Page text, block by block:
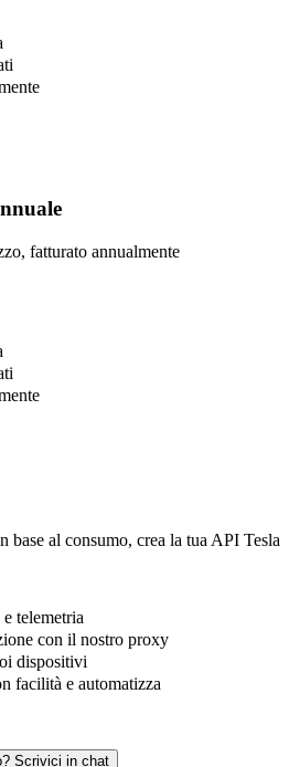
fatturato annualmente
al consumo, crea la tua API Tesla
telemetria
con il nostro proxy
dispositivi
facilità e automatizza
Scrivici in chat